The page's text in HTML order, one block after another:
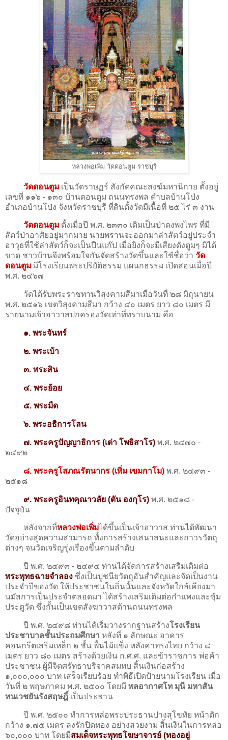
หลวงพ่อเพิ่ม วัดดอนตูม ราชบุรี
วัดดอนตูม เป็นวัดราษฏร์ สังกัดคณะสงฆ์มหานิกาย ตั้งอยู่
เลขที่ ๑๑๖ - ๑๓๐ บ้านดอนตูม ถนนทรงพล ตำบลบ้านโป่ง
อำเภอบ้านโป่ง จังหวัดราชบุรี ที่ดินตั้งวัดมีเนื้อที่ ๒๕ ไร่ ๓ งาน
วัดดอนตูม ตั้งเมื่อปี พ.ศ. ๒๓๓๐ เดิมเป็นป่าดงพงไพร ที่มี
สัตว์ป่าอาศัยอยู่มากมาย นายพรานจะออกมาล่าสัตว์อยู่ประจำ
อาวุธที่ใช้ล่าสัตว์ก็จะเป็นปืนแก๊ป เมื่อยิงก็จะมีเสียงดังตูมๆ มิได้
ขาด ชาวบ้านจึงพร้อมใจกันจัดสร้างวัดขึ้นและใช้ชื่อว่า วัด
ดอนตูม มีโรงเรียนพระปริยัติธรรม แผนกธรรม เปิดสอนเมื่อปี
พ.ศ. ๒๔๖๗
วัดได้รับพระราชทานวิสุงคามสีมาเมื่อวันที่ ๒๘ มิถุนายน
พ.ศ. ๒๕๑๖ เขตวิสุงคามสีมา กว้าง ๔๐ เมตร ยาว ๘๐ เมตร มี
รายนามเจ้าอาวาสปกครองวัดเท่าที่ทราบนาม คือ
๑. พระจันทร์
๒. พระเบ้า
๓. พระสิน
๔. พระย้อย
๕. พระมืด
๖. พระอธิการโลน
๗. พระครูปัญญาธิการ (เต่า โพธิสาโร) พ.ศ. ๒๔๗๐ -
๒๔๙๒
๘. พระครูโสภณรัตนากร (เพิ่ม เขมกาโม) พ.ศ. ๒๔๙๓ -
๒๕๑๘
๙. พระครูอินทคุณาวลัย (ตัน องกุโร) พ.ศ. ๒๕๑๘ -
ปัจจุบัน
หลังจากที่หลวงพ่อเพิ่มได้ขึ้นเป็นเจ้าอาวาส ท่านได้พัฒนา
วัดอย่างสุดความสามารถ ทั้งการสร้างเสนาสนะและถาวรวัตถุ
ต่างๆ จนวัดเจริญรุ่งเรืองขึ้นตามลำดับ
ปี พ.ศ. ๒๔๙๓ - ๒๔๙๔ ท่านได้จัดการสร้างเสริมเติมต่อ
พระพุทธฉายจำลอง ซึ่งเป็นปูชนียวัตถุอันสําคัญและจัดเป็นงาน
ประจำปีของวัด ให้ประชาชนในถิ่นนั้นและจังหวัดใกล้เคียงมา
นมัสการเป็นประจำตลอดมา ได้สร้างเสริมเติมต่อกำแพงและซุ้ม
ประตูวัด ซึ่งกั้นเป็นเขตสังฆาวาสด้านถนนทรงพล
ปี พ.ศ. ๒๔๙๘ ท่านได้เริ่มวางรากฐานสร้างโรงเรียน
ประชาบาลชั้นประถมศึกษา หลังที่ ๑ ลักษณะ อาคาร
คอนกรีตเสริมเหล็ก ๒ ชั้น พื้นไม้แข็ง หลังคาทรงไทย กว้าง ๘
เมตร ยาว ๘๐ เมตร สร้างด้วยเงิน ก.ศ.ศ. และข้าราชการ พ่อค้า
ประชาชน ผู้มีจิตศรัทธาบริจาคสมทบ สิ้นเงินก่อสร้าง
๑,๐๐๐,๐๐๐ บาท เสร็จเรียบร้อย ทําพิธีเปิดป้ายนามโรงเรียน เมื่อ
วันที่ ๒ พฤษภาคม พ.ศ. ๒๕๐๐ โดยมี พลอากาศโท มุนี มหาสัน
ทนเวชยันรังสฤษฎิ์ เป็นประธาน
ปี พ.ศ. ๒๕๐๐ ทําการหล่อพระประธานปางสุโขทัย หน้าตัก
กว้าง ๑.๗๕ เมตร ลงรักปิดทอง อย่างสวยงาม สิ้นเงินในการหล่อ
๖๐,๐๐๐ บาท โดยมีสมเด็จพระพุทธโฆษาจารย์ (ทองอยู่